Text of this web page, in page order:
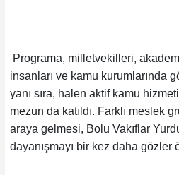
Programa, milletvekilleri,
insanları ve kamu kurumlarında
yanı sıra, halen aktif kamu
mezun da katıldı. Farklı meslek
araya gelmesi, Bolu Vakıflar
dayanışmayı bir kez daha gözler